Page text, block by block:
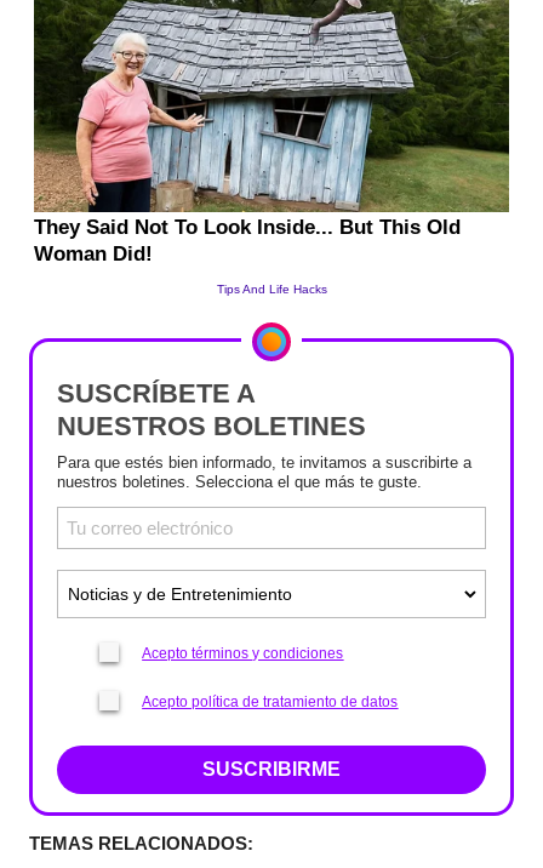
SUSCRÍBETE A
NUESTROS BOLETINES
Para que estés bien informado, te invitamos a suscribirte a
nuestros boletines. Selecciona el que más te guste.
Acepto términos y condiciones
Acepto política de tratamiento de datos
SUSCRIBIRME
TEMAS RELACIONADOS: